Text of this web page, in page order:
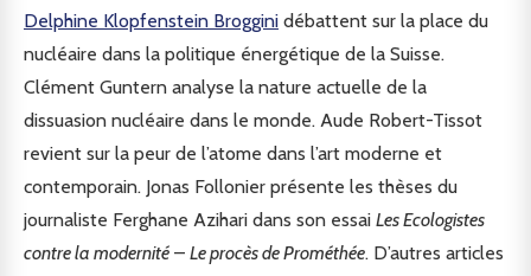
Delphine Klopfenstein Broggini débattent sur la place du
nucléaire dans la politique énergétique de la Suisse.
Clément Guntern analyse la nature actuelle de la
dissuasion nucléaire dans le monde. Aude Robert-Tissot
revient sur la peur de l’atome dans l’art moderne et
contemporain. Jonas Follonier présente les thèses du
journaliste Ferghane Azihari dans son essai Les Ecologistes
contre la modernité – Le procès de Prométhée. D’autres articles